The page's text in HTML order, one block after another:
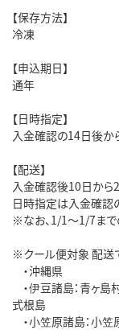
【保存方法】
冷凍
【申込期日】
通年
【日時指定】
入金確認の14日後か
【配送】
入金確認後10日から
日時指定は入金確認
※なお、1/1～1/7ま
※クール便対象 配送
・沖縄県
・伊豆諸島：青ヶ島村
式根島
・小笠原諸島：小笠